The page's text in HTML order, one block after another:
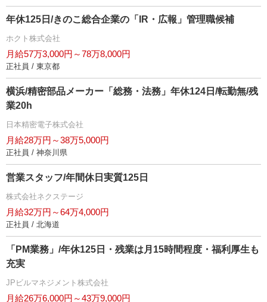
年休125日/きのこ総合企業の「IR・広報」管理職候補
ホクト株式会社
月給57万3,000円～78万8,000円
正社員 / 東京都
横浜/精密部品メーカー「総務・法務」年休124日/転勤無/残
業20h
日本精密電子株式会社
月給28万円～38万5,000円
正社員 / 神奈川県
営業スタッフ/年間休日実質125日
株式会社ネクステージ
月給32万円～64万4,000円
正社員 / 北海道
「PM業務」/年休125日・残業は月15時間程度・福利厚生も
充実
JPビルマネジメント株式会社
月給26万6,000円～43万9,000円